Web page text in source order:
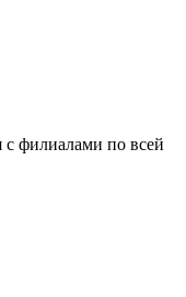
филиалами по всей